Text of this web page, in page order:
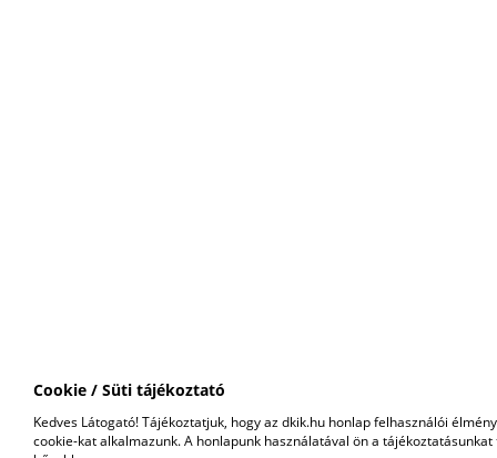
Cookie / Süti tájékoztató
Kedves Látogató! Tájékoztatjuk, hogy az dkik.hu honlap felhasználói
cookie-kat alkalmazunk. A honlapunk használatával ön a